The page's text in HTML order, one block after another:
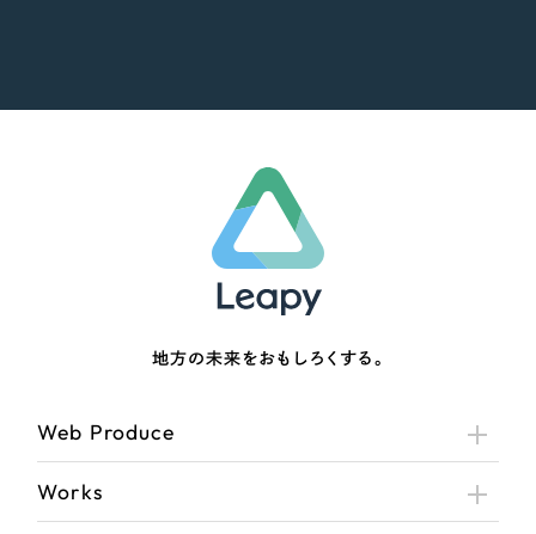
地方の未来をおもしろくする。
Web Produce
Works